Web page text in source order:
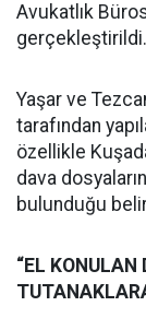
Avukatlık
gerçekleştirildi.
Yaşar ve
tarafından
özellikle
dava
bulunduğu
“EL KONULAN